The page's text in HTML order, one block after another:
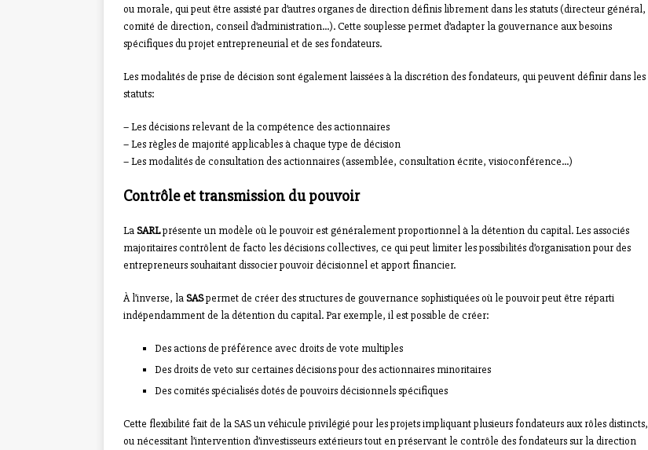
ou morale, qui peut être assisté par d’autres organes de direction définis librement dans les statuts (directeur général,
comité de direction, conseil d’administration…). Cette souplesse permet d’adapter la gouvernance aux besoins
spécifiques du projet entrepreneurial et de ses fondateurs.
Les modalités de prise de décision sont également laissées à la discrétion des fondateurs, qui peuvent définir dans les
statuts:
– Les décisions relevant de la compétence des actionnaires
– Les règles de majorité applicables à chaque type de décision
– Les modalités de consultation des actionnaires (assemblée, consultation écrite, visioconférence…)
Contrôle et transmission du pouvoir
LaSARLprésente un modèle où le pouvoir est généralement proportionnel à la détention du capital. Les associés
majoritaires contrôlent de facto les décisions collectives, ce qui peut limiter les possibilités d’organisation pour des
entrepreneurs souhaitant dissocier pouvoir décisionnel et apport financier.
À l’inverse, laSASpermet de créer des structures de gouvernance sophistiquées où le pouvoir peut être réparti
indépendamment de la détention du capital. Par exemple, il est possible de créer:
Des actions de préférence avec droits de vote multiples
Des droits de veto sur certaines décisions pour des actionnaires minoritaires
Des comités spécialisés dotés de pouvoirs décisionnels spécifiques
Cette flexibilité fait de la SAS un véhicule privilégié pour les projets impliquant plusieurs fondateurs aux rôles distincts,
ou nécessitant l’intervention d’investisseurs extérieurs tout en préservant le contrôle des fondateurs sur la direction